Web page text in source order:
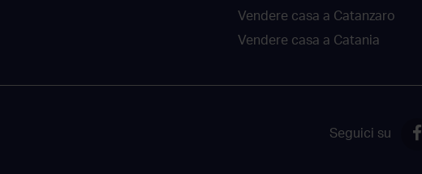
Vendere casa a Catanzaro
Vendere casa a Catania
Seguici su